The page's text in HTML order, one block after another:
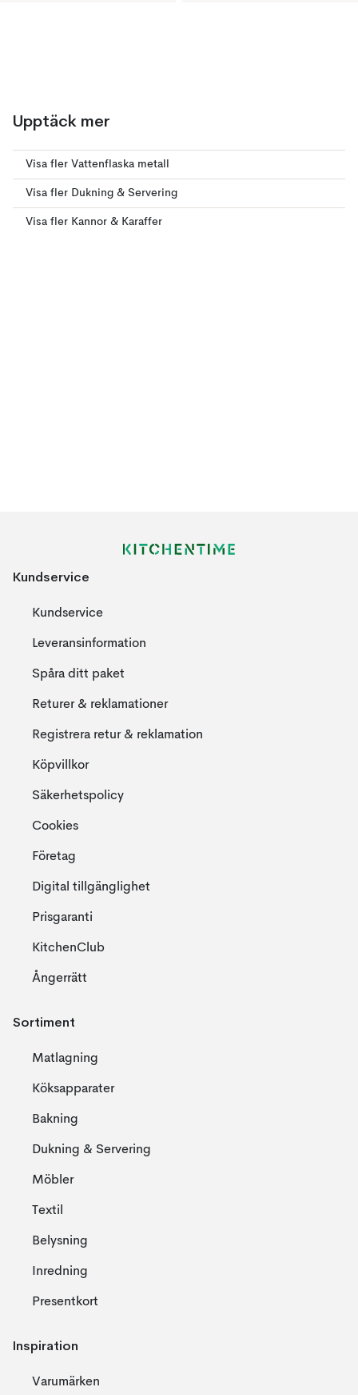
Upptäck mer
Visa fler Vattenflaska metall
Visa fler Dukning & Servering
Visa fler Kannor & Karaffer
Kundservice
Kundservice
Leveransinformation
Spåra ditt paket
Returer & reklamationer
Registrera retur & reklamation
Köpvillkor
Säkerhetspolicy
Cookies
Företag
Digital tillgänglighet
Prisgaranti
KitchenClub
Ångerrätt
Sortiment
Matlagning
Köksapparater
Bakning
Dukning & Servering
Möbler
Textil
Belysning
Inredning
Presentkort
Inspiration
Varumärken